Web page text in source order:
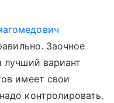
Заочное
лучший вариант
имеет свои
контролировать.